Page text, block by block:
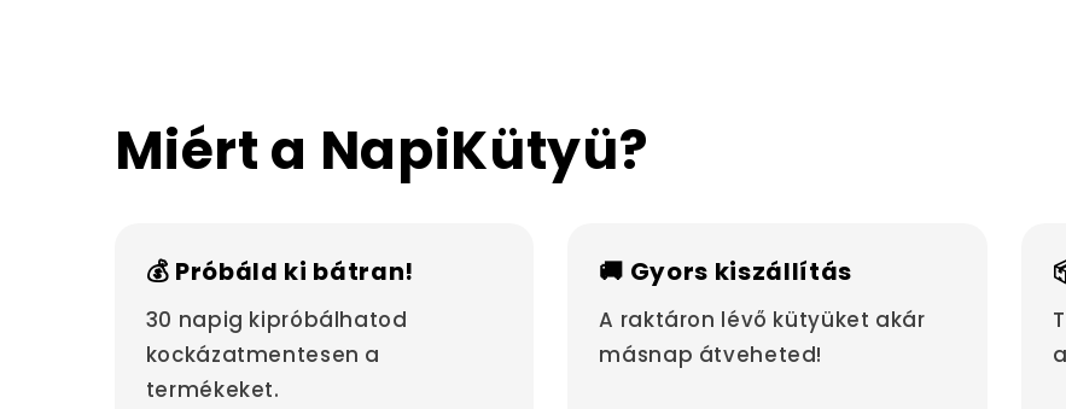
Miért a NapiKütyü?
💰 Próbáld ki bátran!
30 napig kipróbálhatod
kockázatmentesen a
termékeket.
🚚 Gyors kiszállítás
A raktáron lévő kütyüket akár
másnap átveheted!